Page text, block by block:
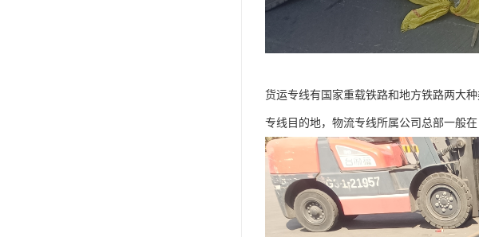
货运专线有国家重载铁路和地方铁路两大
专线目的地，物流专线所属公司总部一般